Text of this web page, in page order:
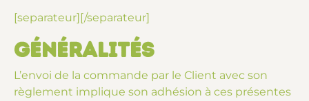
[separateur][/separateur]
Généralités
L’envoi de la commande par le Client avec son
règlement implique son adhésion à ces présentes